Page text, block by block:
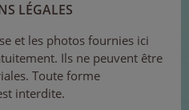
LÉGALES
et les photos fournies ici
Ils ne peuvent être
Toute forme
interdite.